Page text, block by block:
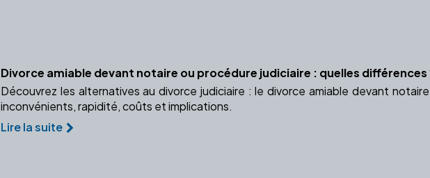
Divorce amiable devant notaire ou procédure judiciaire : quelles différences
Découvrez les alternatives au divorce judiciaire : le divorce amiable devant
inconvénients, rapidité, coûts et implications.
Lire la suite